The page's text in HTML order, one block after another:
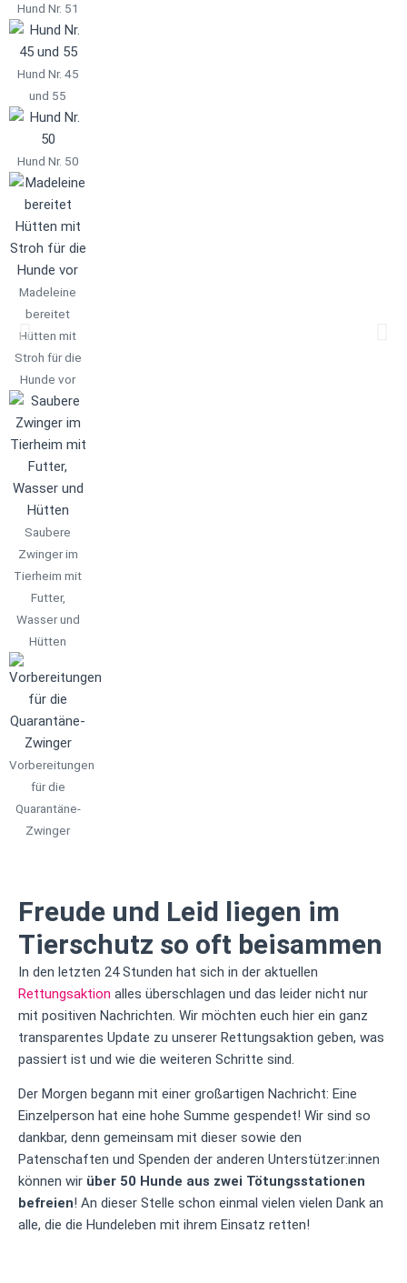
Hund Nr. 51
Hund Nr. 45
und 55
Hund Nr. 50
Madeleine
bereitet
Hütten mit
Stroh für die
Hunde vor
Saubere
Zwinger im
Tierheim mit
Futter,
Wasser und
Hütten
Vorbereitungen
für die
Quarantäne-
Zwinger
Freude und Leid liegen im
Tierschutz so oft beisammen
In den letzten 24 Stunden hat sich in der aktuellen
Rettungsaktion alles überschlagen und das leider nicht nur
mit positiven Nachrichten. Wir möchten euch hier ein ganz
transparentes Update zu unserer Rettungsaktion geben, was
passiert ist und wie die weiteren Schritte sind.
Der Morgen begann mit einer großartigen Nachricht: Eine
Einzelperson hat eine hohe Summe gespendet! Wir sind so
dankbar, denn gemeinsam mit dieser sowie den
Patenschaften und Spenden der anderen Unterstützer:innen
können wir über 50 Hunde aus zwei Tötungsstationen
befreien! An dieser Stelle schon einmal vielen vielen Dank an
alle, die die Hundeleben mit ihrem Einsatz retten!